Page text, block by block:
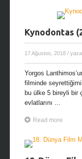
Kynodontas
17 Ağustos, 2018 /
Yorgos
filminde
bu ülke 5 bireyli bir
evlatlarını ...
Read more